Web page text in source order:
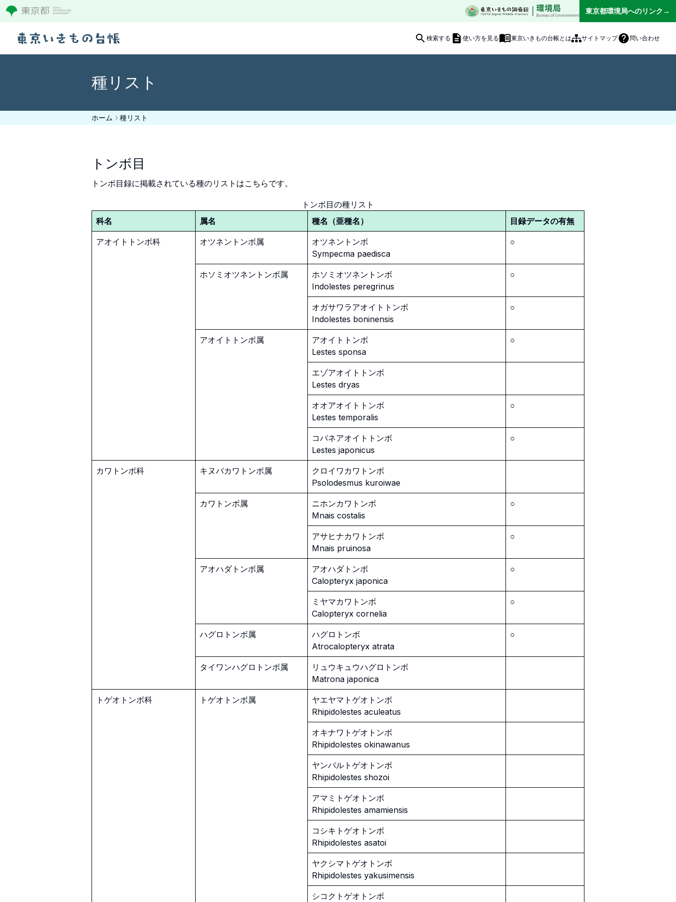
東京都環境局へのリンク→
検索する 使い方を見る 東京いきもの台帳とは サイトマップ 問い合わせ
種リスト
ホーム 種リスト
トンボ目
トンボ目録に掲載されている種のリストはこちらです。
トンボ目の種リスト
科名
属名 種名（亜種名） 目録データの有無
アオイトトンボ科 オツネントンボ属
オツネントンボ
Sympecma paedisca
○
ホソミオツネントンボ属
ホソミオツネントンボ
Indolestes peregrinus
○
オガサワラアオイトトンボ
Indolestes boninensis
○
アオイトトンボ属
アオイトトンボ
Lestes sponsa
○
エゾアオイトトンボ
Lestes dryas
オオアオイトトンボ
Lestes temporalis
○
コバネアオイトトンボ
Lestes japonicus
○
カワトンボ科 キヌバカワトンボ属
クロイワカワトンボ
Psolodesmus kuroiwae
カワトンボ属
ニホンカワトンボ
Mnais costalis
○
アサヒナカワトンボ
Mnais pruinosa
○
アオハダトンボ属
アオハダトンボ
Calopteryx japonica
○
ミヤマカワトンボ
Calopteryx cornelia
○
ハグロトンボ属
ハグロトンボ
Atrocalopteryx atrata
○
タイワンハグロトンボ属
リュウキュウハグロトンボ
Matrona japonica
トゲオトンボ科 トゲオトンボ属
ヤエヤマトゲオトンボ
Rhipidolestes aculeatus
オキナワトゲオトンボ
Rhipidolestes okinawanus
ヤンバルトゲオトンボ
Rhipidolestes shozoi
アマミトゲオトンボ
Rhipidolestes amamiensis
コシキトゲオトンボ
Rhipidolestes asatoi
ヤクシマトゲオトンボ
Rhipidolestes yakusimensis
シコクトゲオトンボ